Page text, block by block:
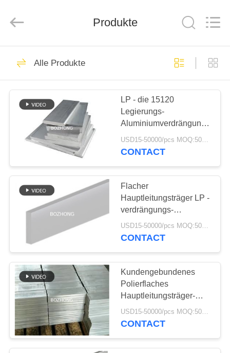
HAUS
PRODUKTE
UNS
FABRIK-
AUSFLUG
QUALITÄTSKONTROLLE
TRETEN
SIE
MIT
UNS
VERBINDUNG
Ltd..
SS-Stahlplatte
Coil aus Edelstahl
33
Edelstahl-Rohr
Produkte
Alle Produkte
LP - die 15120
Legierungs-
Aluminiumverdrängung
profiliert flachen
Hauptleitungsträger
USD15-50000/pcs MOQ:500kg
CONTACT
Flacher
Hauptleitungsträger LP -
verdrängungs-
Chemikalien-Polnisch
des Aluminium-1590
USD15-50000/pcs MOQ:500kg
CONTACT
Kundengebundenes
Polierflaches
Hauptleitungsträger-
Verdrängungs-
Aluminiumprofil LP -
USD15-50000/pcs MOQ:500kg
CONTACT